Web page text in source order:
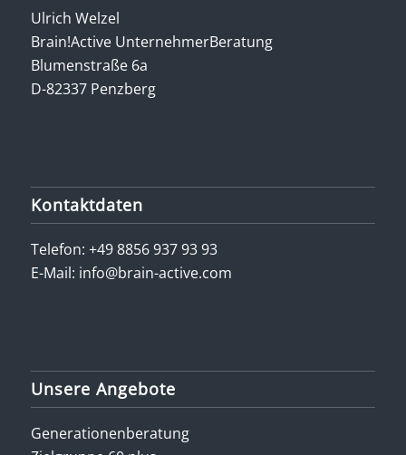
Ulrich Welzel
Brain!Active UnternehmerBeratung
Blumenstraße 6a
D-82337 Penzberg
Kontaktdaten
Telefon: +49 8856 937 93 93
E-Mail: info@brain-active.com
Unsere Angebote
Generationenberatung